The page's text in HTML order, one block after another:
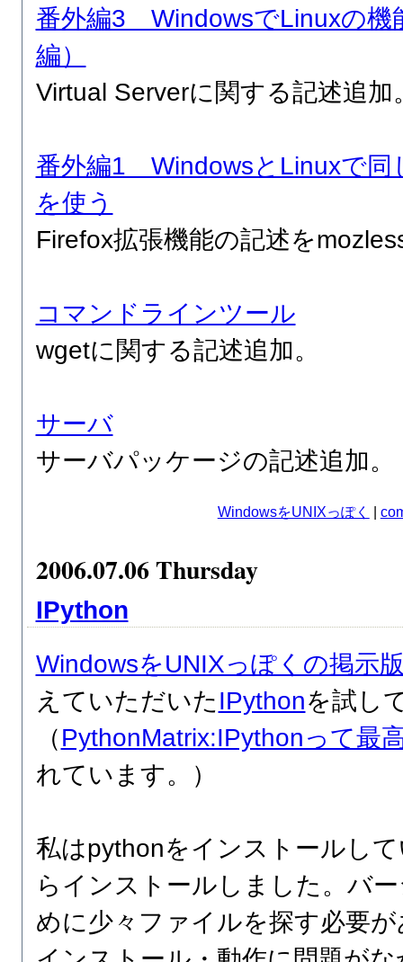
番外編3 WindowsでLinuxの機
編）
Virtual Serverに関する記述追加
番外編1 WindowsとLinuxで同
を使う
Firefox拡張機能の記述を
コマンドラインツール
wgetに関する記述追加。
サーバ
サーバパッケージの記述追加。
WindowsをUNIXっぽく
2006.07.06 Thursday
IPython
WindowsをUNIXっぽくの掲示
えていただいたIPythonを試し
（PythonMatrix:IPythonって最
れています。）
私はpythonをインストールし
らインストールしました。バ
めに少々ファイルを探す必要